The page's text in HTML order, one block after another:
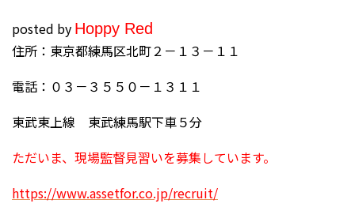
posted by Hoppy Red
住所：東京都練馬区北町２－１３－１１
電話：０３－３５５０－１３１１
東武東上線 東武練馬駅下車５分
ただいま、現場監督見習いを募集しています。
https://www.assetfor.co.jp/recruit/